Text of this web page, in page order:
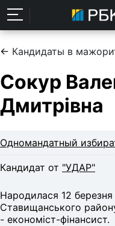
← Кандидаты в
Сокур
Дмитрівна
Одномандатный
Кандидат от "УДАР"
Народилася 12 березня
Ставищанського
- економіст-фінансист.